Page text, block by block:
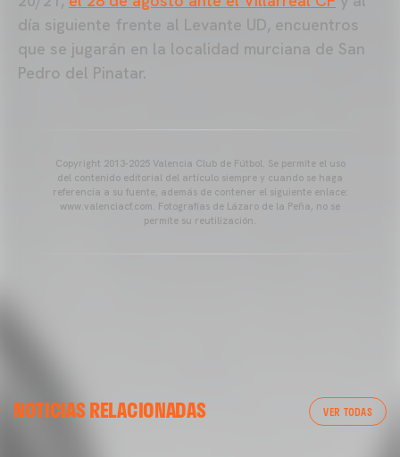
día siguiente frente al Levante UD, encuentros
que se jugarán en la localidad murciana de San
Pedro del Pinatar.
Copyright 2013-2025 Valencia Club de Fútbol. Se permite el uso
del contenido editorial del artículo siempre y cuando se haga
referencia a su fuente, además de contener el siguiente enlace:
www.valenciacf.com. Fotografías de Lázaro de la Peña, no se
permite su reutilización.
NOTICIAS RELACIONADAS VER TODAS
ENTRENAMIENTO DEL VALENCIA CF 04/03/26